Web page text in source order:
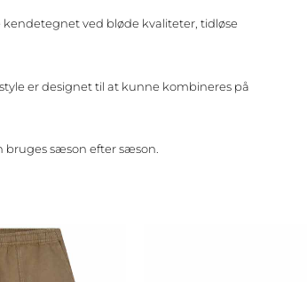
kendetegnet ved bløde kvaliteter, tidløse
er designet til at kunne kombineres på
bruges sæson efter sæson.